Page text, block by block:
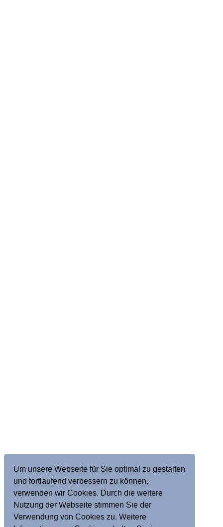
Um unsere Webseite für Sie optimal zu gestalten
und fortlaufend verbessern zu können,
verwenden wir Cookies. Durch die weitere
Nutzung der Webseite stimmen Sie der
Verwendung von Cookies zu. Weitere